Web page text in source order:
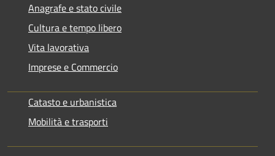
Anagrafe e stato civile
Cultura e tempo libero
Vita lavorativa
Imprese e Commercio
Catasto e urbanistica
Mobilità e trasporti